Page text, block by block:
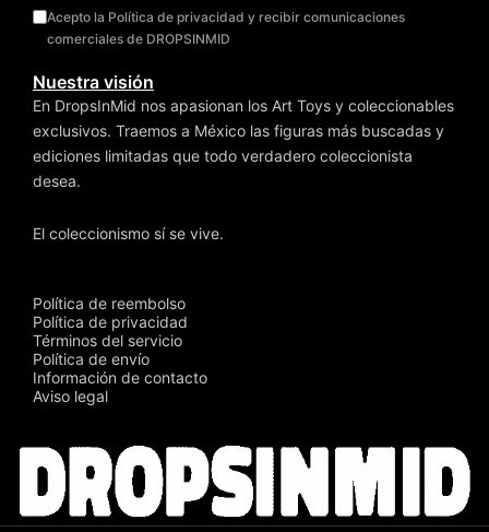
Acepto la Política de privacidad y recibir comunicaciones
comerciales de DROPSINMID
Nuestra visión
En DropsInMid nos apasionan los Art Toys y coleccionables
exclusivos. Traemos a México las figuras más buscadas y
ediciones limitadas que todo verdadero coleccionista
desea.
El coleccionismo sí se vive.
Política de reembolso
Política de privacidad
Términos del servicio
Política de envío
Información de contacto
Aviso legal